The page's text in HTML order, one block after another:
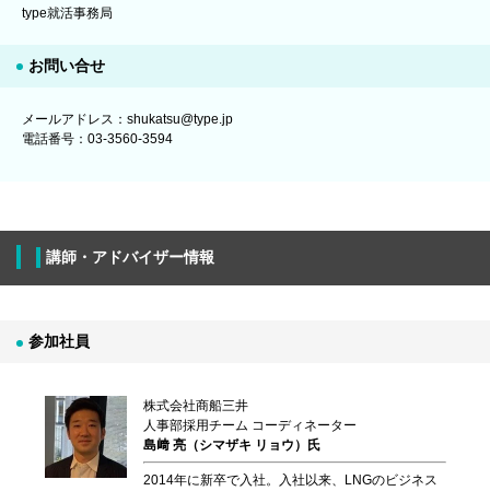
type就活事務局
お問い合せ
メールアドレス：shukatsu@type.jp
電話番号：03-3560-3594
講師・アドバイザー情報
参加社員
株式会社商船三井
人事部採用チーム コーディネーター
島﨑 亮（シマザキ リョウ）氏
2014年に新卒で入社。入社以来、LNGのビジネス